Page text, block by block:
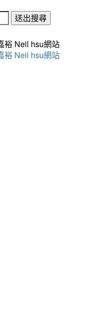
送出搜尋
裕 Neil hsu網站
裕 Neil hsu網站